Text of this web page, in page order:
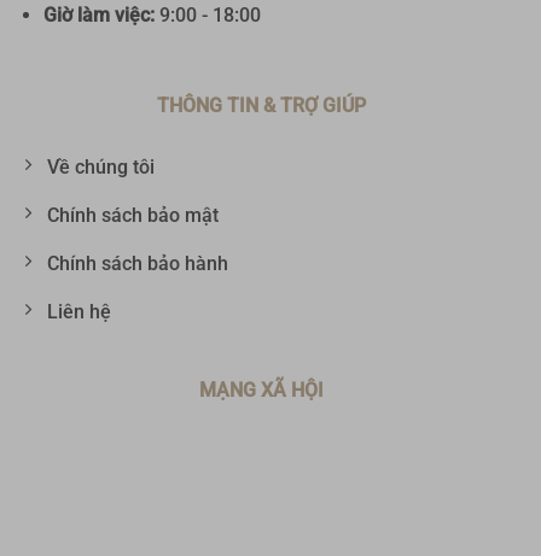
Giờ làm việc:9:00 - 18:00
THÔNG TIN & TRỢ GIÚP
Về chúng tôi
Chính sách bảo mật
Chính sách bảo hành
Liên hệ
MẠNG XÃ HỘI